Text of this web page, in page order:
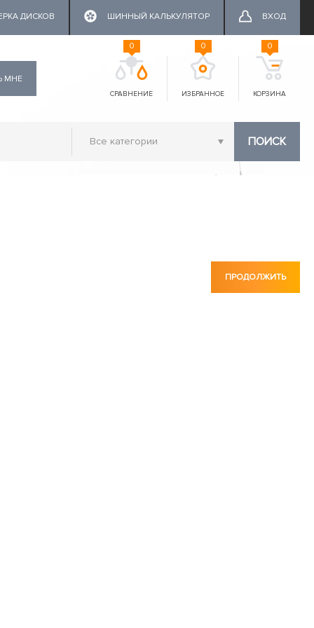
ДИСКОВ ШИННЫЙ КАЛЬКУЛЯТОР ВХОД
МНЕ
СРАВНЕНИЕ
0
ИЗБРАННОЕ
0
КОРЗИНА
0
ПОИСК
ПРОДОЛЖИТЬ